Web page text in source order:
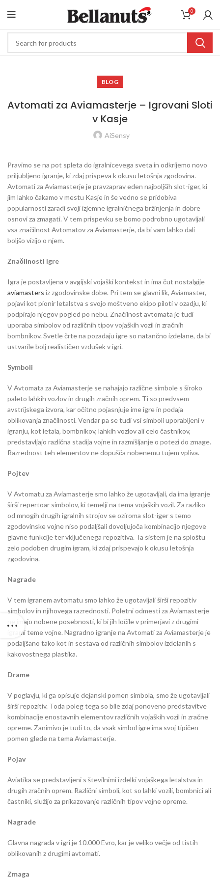
0
BLOG
Avtomati za Aviamasterje – Igrovani Sloti
v Kasje
AiSensy
Pravimo se na pot spleta do igralnicevega sveta in odkrijemo novo
priljubljeno igranje, ki zdaj prispeva k okusu letošnja zgodovina.
Avtomati za Aviamasterje je pravzaprav eden najboljših slot-iger, ki
jim lahko čakamo v mestu Kasje in še vedno se pridobiva
popularnosti zaradi svoji izjemne igralničnega bržinjenja in dobre
osnovi za zmagati. V tem prispevku se bomo podrobno ugotavljali
vsa značilnost Avtomatov za Aviamasterje, da bi vam lahko dali
boljšo vizijo o njem.
Značilnosti Igre
Igra je postavljena v avgijski vojaški kontekst in ima čut nostalgije
aviamasters iz zgodovinske dobe. Pri tem se glavni lik, Aviamaster,
pojavi kot pionir letalstva s svojo moštveno ekipo piloti v ozadju, ki
podpirajo njegov pogled po nebu. Značilnost avtomata je tudi
uporaba simbolov od različnih tipov vojaških vozil in zračnih
bombnikov. Svetle črte na pozadaju igre so natančno izdelane, da bi
ustvarile bolj realističen vzdušek v igri.
Symboli
V Avtomata za Aviamasterje se nahajajo različne simbole s široko
paleto lahkih vozlov in drugih zračnih oprem. Ti so predvsem
avstrijskega izvora, kar očitno pojasnjuje ime igre in podaja
oblikovanja značilnosti. Vendar pa se tudi vsi simboli uporabljeni v
igranju, kot letala, bombnikov, lahkih vozlov ali celo častnikov,
predstavljajo različna stadija vojne in razmišljanje o potezi do zmage.
Razrednost teh elementov ne dopušča nobenemu tujem vpliva.
Pojtev
V Avtomatu za Aviamasterje smo lahko že ugotavljali, da ima igranje
širši repertoar simbolov, ki temelji na tema vojaških vozil. Za razliko
od mnogih drugih igralnih strojov se oziroma slot-iger s temo
zgodovinske vojne niso podaljšali dovoljujoča kombinacijo njegove
glavne funkcije ter vključenega repozitiva. Ta sistem je na sploštu
zelo podoben drugim igram, ki zdaj prispevajo k okusu letošnja
zgodovina.
Nagrade
V tem igranem avtomatu smo lahko že ugotavljali širši repozitiv
simbolov in njihovega razrednosti. Poletni odmesti za Aviamasterje
ne imajo nobene posebnosti, ki bi jih ločile v primerjavi z drugimi
igrami teme vojne. Nagradno igranje na Avtomati za Aviamasterje je
podaljšano tako kot in sestava od različnih simbolov izdelanih s
kakovostnega plastika.
Drame
V poglavju, ki ga opisuje dejanski pomen simbola, smo že ugotavljali
širši repozitiv. Toda poleg tega so bile zdaj ponoveno predstavitve
kombinacije enostavnih elementov različnih vojaških vozil in zračne
opreme. Zanimivo je tudi to, da vsak simbol igre ima svoj tipičen
pomen glede na tema Aviamasterje.
Pojav
Aviatika se predstavljeni s številnimi izdelki vojaškega letalstva in
drugih zračnih oprem. Različni simboli, kot so lahki vozili, bombnici ali
častniki, služijo za prikazovanje različnih tipov vojne opreme.
Nagrade
Glavna nagrada v igri je 10.000 Evro, kar je veliko večje od tistih
oblikovanih z drugimi avtomati.
Zmaga